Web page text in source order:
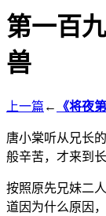
第一百
兽
上一篇 ← 《将夜
唐小棠听从兄长
般辛苦，才来到
按照原先兄妹二
道因为什么原因